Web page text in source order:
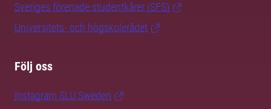
Sveriges förenade studentkårer (SFS)
Universitets- och högskolerådet
Följ oss
Instagram SLU.Sweden